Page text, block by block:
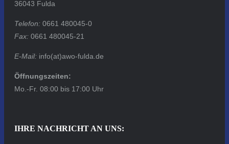
36043 Fulda
Telefon: 0661 480045-0
Fax: 0661 480045-21
E-Mail: info(at)awo-fulda.de
Öffnungszeiten:
Mo.-Fr. 08:00 bis 17:00 Uhr
IHRE NACHRICHT AN UNS: